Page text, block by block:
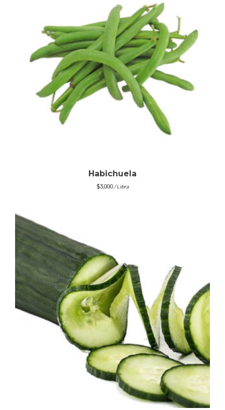
Habichuela
$3,000/ Libra